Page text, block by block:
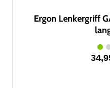
Ergon Lenkergriff